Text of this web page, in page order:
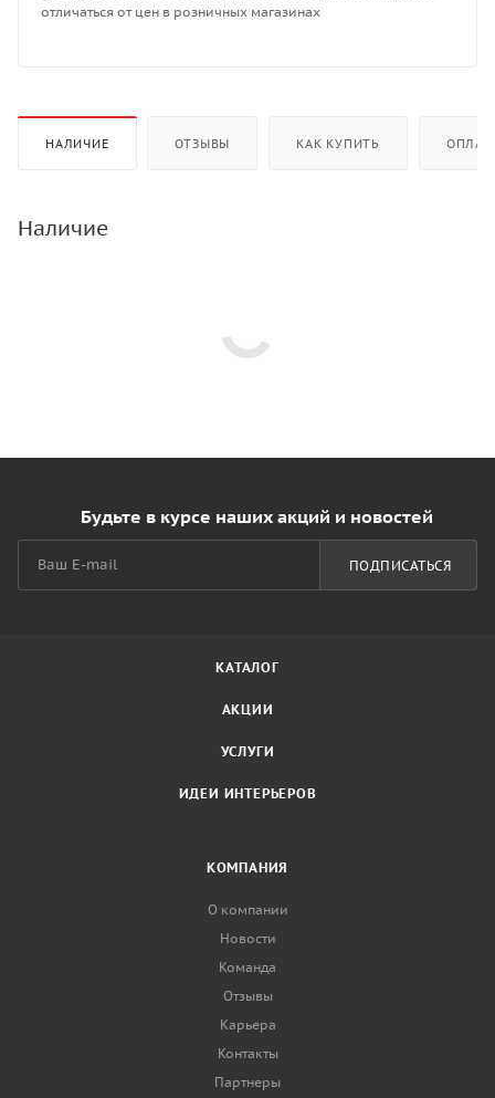
отличаться от цен в розничных магазинах
НАЛИЧИЕ ОТЗЫВЫ КАК КУПИТЬ
Наличие
Будьте в курсе наших акций и новостей
ПОДПИСАТЬСЯ
КАТАЛОГ
АКЦИИ
УСЛУГИ
ИДЕИ ИНТЕРЬЕРОВ
КОМПАНИЯ
О компании
Новости
Команда
Отзывы
Карьера
Контакты
Партнеры